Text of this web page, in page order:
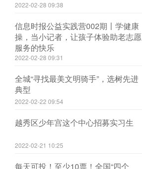
2022-02-28 09:38
信息时报公益实践营002期丨学健康
操，当小记者，让孩子体验助老志愿
服务的快乐
2022-02-28 09:31
全城“寻找最美文明骑手”，选树先进
典型
2022-02-22 09:54
越秀区少年宫这个中心招募实习生
2022-02-21 10:25
每天可投！至少10票！全国“四个